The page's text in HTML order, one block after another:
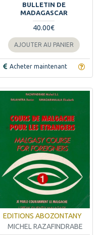
BULLETIN DE
MADAGASCAR
40.00€
AJOUTER AU PANIER
Acheter maintenant
EDITIONS ABOZONTANY
MICHEL RAZAFINDRABE